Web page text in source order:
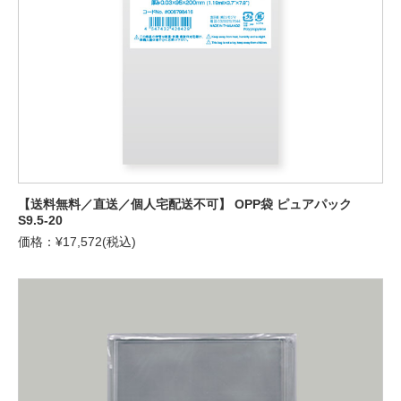
【送料無料／直送／個人宅配送不可】 OPP袋 ピュアパック
S9.5-20
価格：¥17,572(税込)